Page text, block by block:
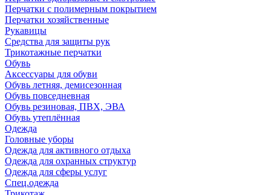
Перчатки с полимерным покрытием
Перчатки хозяйственные
Рукавицы
Средства для защиты рук
Трикотажные перчатки
Обувь
Аксессуары для обуви
Обувь летняя, демисезонная
Обувь повседневная
Обувь резиновая, ПВХ, ЭВА
Обувь утеплённая
Одежда
Головные уборы
Одежда для активного отдыха
Одежда для охранных структур
Одежда для сферы услуг
Спец.одежда